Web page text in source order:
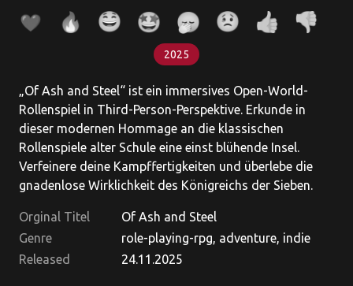
2025
„Of Ash and Steel“ ist ein immersives Open-World-
Rollenspiel in Third-Person-Perspektive. Erkunde in
dieser modernen Hommage an die klassischen
Rollenspiele alter Schule eine einst blühende Insel.
Verfeinere deine Kampffertigkeiten und überlebe die
gnadenlose Wirklichkeit des Königreichs der Sieben.
Orginal Titel
Of Ash and Steel
Genre
role-playing-rpg, adventure, indie
Released
24.11.2025